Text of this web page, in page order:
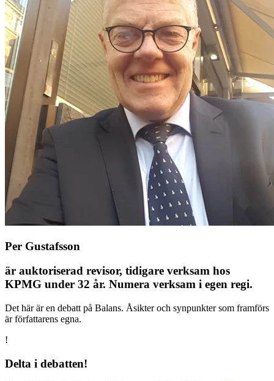
Per Gustafsson
är auktoriserad revisor, tidigare verksam hos
KPMG under 32 år. Numera verksam i egen regi.
Det här är en debatt på Balans. Åsikter och synpunkter som framförs
är författarens egna.
!
Delta i debatten!